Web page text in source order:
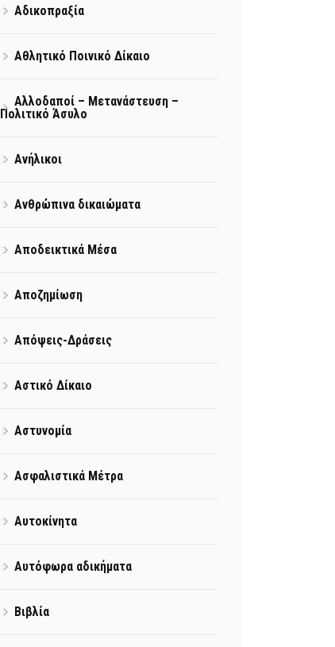
Αδικοπραξία
Αθλητικό Ποινικό Δίκαιο
Αλλοδαποί – Μετανάστευση –
Πολιτικό Άσυλο
Ανήλικοι
Ανθρώπινα δικαιώματα
Αποδεικτικά Μέσα
Αποζημίωση
Απόψεις-Δράσεις
Αστικό Δίκαιο
Αστυνομία
Ασφαλιστικά Μέτρα
Αυτοκίνητα
Αυτόφωρα αδικήματα
Βιβλία